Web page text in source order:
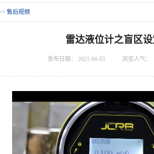
售后视频
雷达液位计之盲区
发布日期： 2021-06-03 浏览人气：